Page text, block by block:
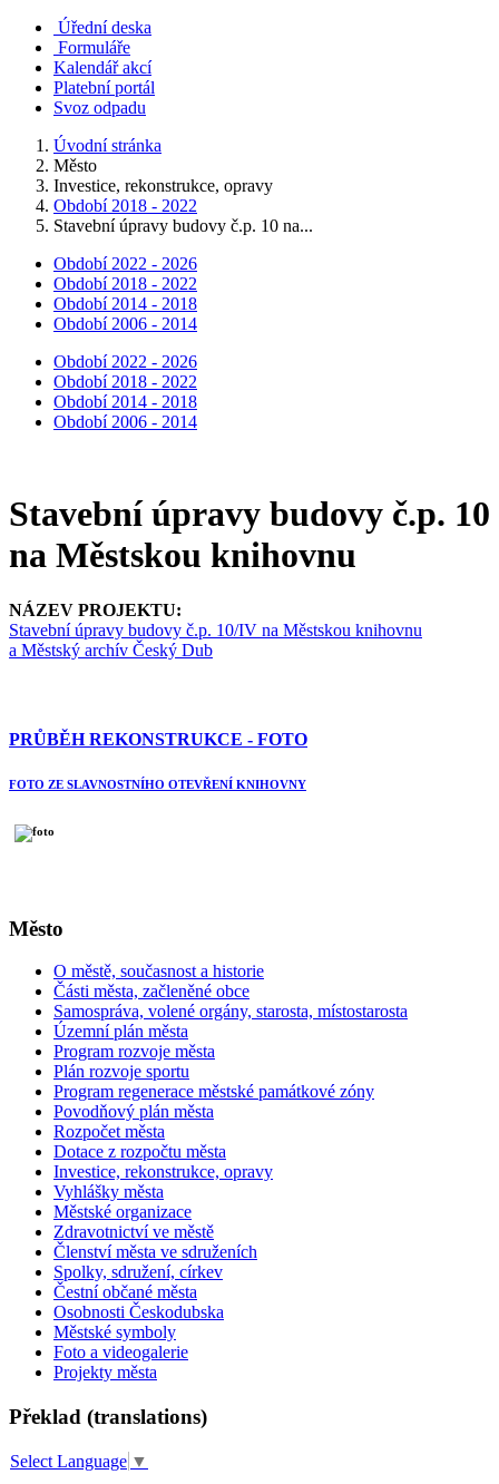
Úřední deska
Formuláře
Kalendář akcí
Platební portál
Svoz odpadu
Úvodní stránka
Město
Investice, rekonstrukce, opravy
Období 2018 - 2022
Stavební úpravy budovy č.p. 10 na...
Období 2022 - 2026
Období 2018 - 2022
Období 2014 - 2018
Období 2006 - 2014
Období 2022 - 2026
Období 2018 - 2022
Období 2014 - 2018
Období 2006 - 2014
Stavební úpravy budovy č.p. 10
na Městskou knihovnu
NÁZEV PROJEKTU:
Stavební úpravy budovy č.p. 10/IV na Městskou knihovnu
a Městský archív Český Dub
PRŮBĚH REKONSTRUKCE - FOTO
FOTO ZE SLAVNOSTNÍHO OTEVŘENÍ KNIHOVNY
Město
O městě, současnost a historie
Části města, začleněné obce
Samospráva, volené orgány, starosta, místostarosta
Územní plán města
Program rozvoje města
Plán rozvoje sportu
Program regenerace městské památkové zóny
Povodňový plán města
Rozpočet města
Dotace z rozpočtu města
Investice, rekonstrukce, opravy
Vyhlášky města
Městské organizace
Zdravotnictví ve městě
Členství města ve sdruženích
Spolky, sdružení, církev
Čestní občané města
Osobnosti Českodubska
Městské symboly
Foto a videogalerie
Projekty města
Překlad (translations)
Select Language ▼